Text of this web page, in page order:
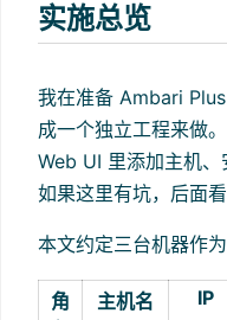
实施总览
我在准备 Ambari
成一个独立工程来做
Web UI 里添加主机、
如果这里有坑，后面
本文约定三台机器作为
角
主机名 IP